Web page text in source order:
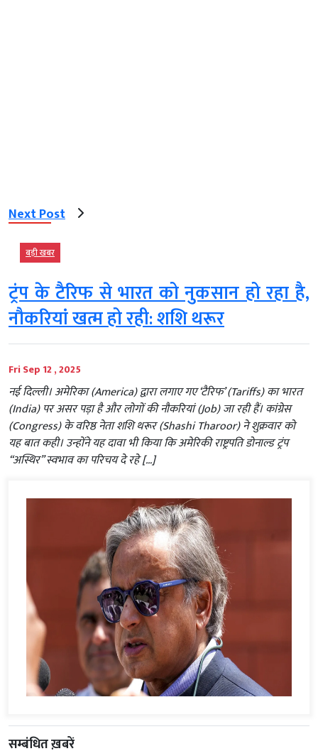
Next Post
बड़ी खबर
ट्रंप के टैरिफ से भारत को नुकसान हो रहा है,
नौकरियां खत्म हो रही: शशि थरूर
Fri Sep 12 , 2025
नई दिल्ली। अमेरिका (America) द्वारा लगाए गए ‘टैरिफ’ (Tariffs) का भारत
(India) पर असर पड़ा है और लोगों की नौकरियां (Job) जा रही हैं। कांग्रेस
(Congress) के वरिष्ठ नेता शशि थरूर (Shashi Tharoor) ने शुक्रवार को
यह बात कही। उन्होंने यह दावा भी किया कि अमेरिकी राष्ट्रपति डोनाल्ड ट्रंप
‘‘अस्थिर’’ स्वभाव का परिचय दे रहे […]
सम्बंधित ख़बरें